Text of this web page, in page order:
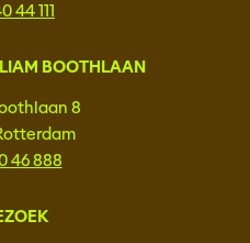
44 111
BOOTHLAAN
8
46 888